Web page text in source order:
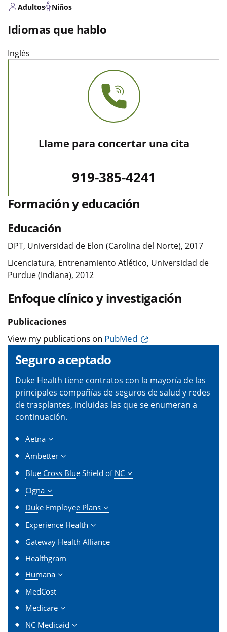
Adultos Niños
Idiomas que hablo
Inglés
Llame para concertar una cita
919-385-4241
Formación y educación
Educación
DPT, Universidad de Elon (Carolina del Norte), 2017
Licenciatura, Entrenamiento Atlético, Universidad de
Purdue (Indiana), 2012
Enfoque clínico y investigación
Publicaciones
View my publications on PubMed
Seguro aceptado
Duke Health tiene contratos con la mayoría de las
principales compañías de seguros de salud y redes
de trasplantes, incluidas las que se enumeran a
continuación.
Aetna
Ambetter
Blue Cross Blue Shield of NC
Cigna
Duke Employee Plans
Experience Health
Gateway Health Alliance
Healthgram
Humana
MedCost
Medicare
NC Medicaid